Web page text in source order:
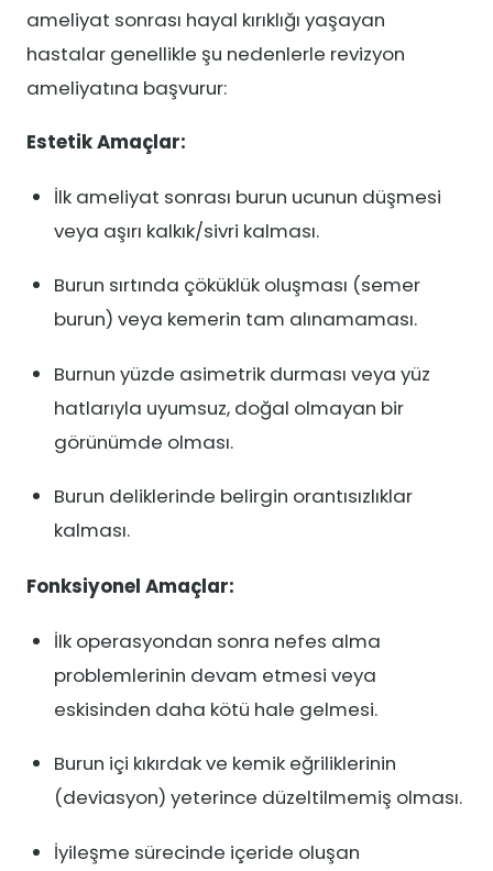
ameliyat sonrası hayal kırıklığı yaşayan
hastalar genellikle şu nedenlerle revizyon
ameliyatına başvurur:
Estetik Amaçlar:
İlk ameliyat sonrası burun ucunun düşmesi
veya aşırı kalkık/sivri kalması.
Burun sırtında çöküklük oluşması (semer
burun) veya kemerin tam alınamaması.
Burnun yüzde asimetrik durması veya yüz
hatlarıyla uyumsuz, doğal olmayan bir
görünümde olması.
Burun deliklerinde belirgin orantısızlıklar
kalması.
Fonksiyonel Amaçlar:
İlk operasyondan sonra nefes alma
problemlerinin devam etmesi veya
eskisinden daha kötü hale gelmesi.
Burun içi kıkırdak ve kemik eğriliklerinin
(deviasyon) yeterince düzeltilmemiş olması.
İyileşme sürecinde içeride oluşan